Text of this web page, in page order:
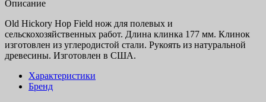
Описание
Old Hickory Hop Field нож для полевых и
сельскохозяйственных работ. Длина клинка 177 мм. Клинок
изготовлен из углеродистой стали. Рукоять из натуральной
древесины. Изготовлен в США.
Характеристики
Бренд